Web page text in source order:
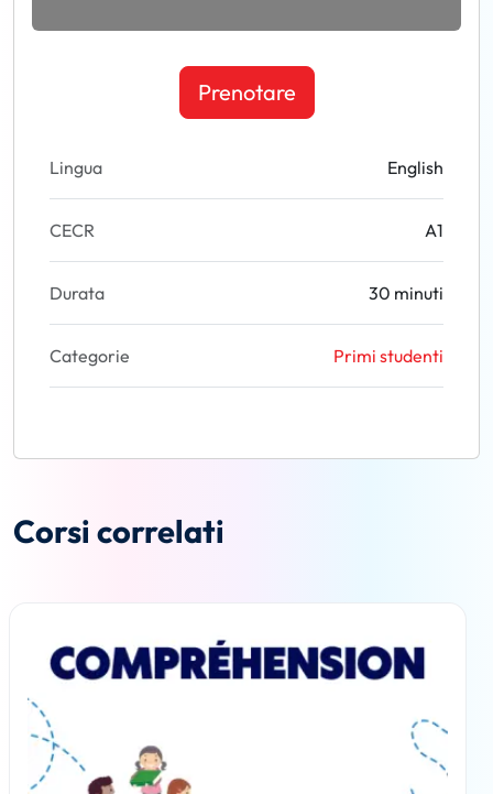
Prenotare
Lingua English
CECR A1
Durata 30 minuti
Categorie Primi studenti
Corsi correlati